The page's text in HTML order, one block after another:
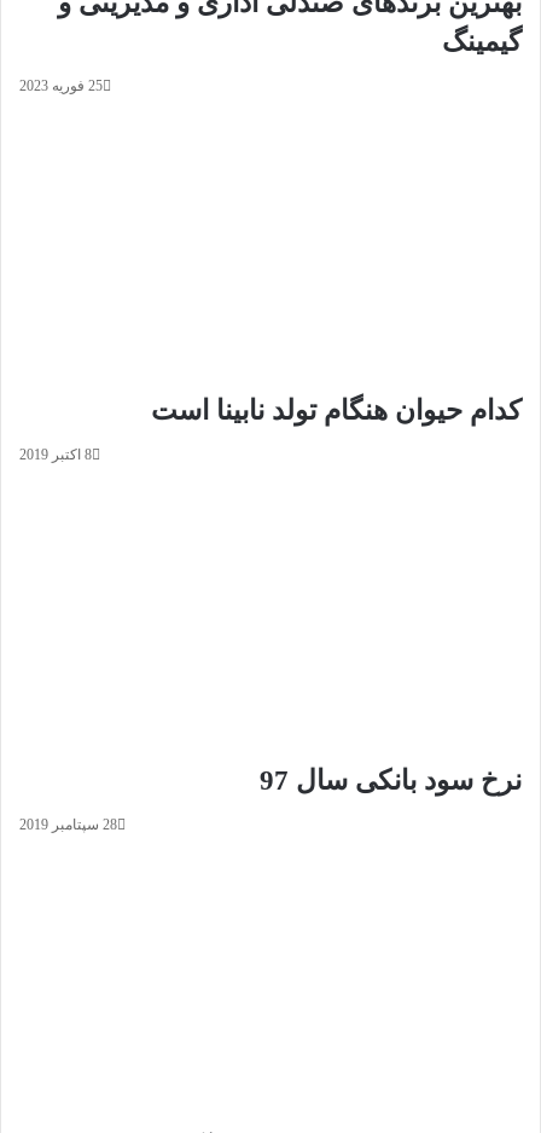
گیمینگ
25 فوریه 2023
کدام حیوان هنگام تولد نابینا است
8 اکتبر 2019
نرخ سود بانکی سال 97
28 سپتامبر 2019